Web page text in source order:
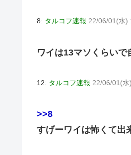
8: タルコフ速報 22/06/01(水)
ワイは13マソくらいで
12: タルコフ速報 22/06/01(
>>8
すげーワイは怖くて出